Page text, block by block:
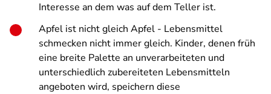
Interesse an dem was auf dem Teller ist.
Apfel ist nicht gleich Apfel - Lebensmittel
schmecken nicht immer gleich. Kinder, denen früh
eine breite Palette an unverarbeiteten und
unterschiedlich zubereiteten Lebensmitteln
angeboten wird, speichern diese